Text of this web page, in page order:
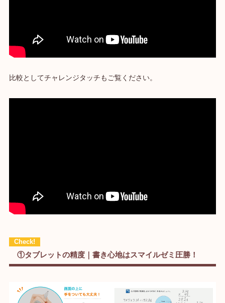
比較としてチャレンジタッチもご覧ください。
①タブレットの精度｜書き心地はスマイルゼミ圧勝！